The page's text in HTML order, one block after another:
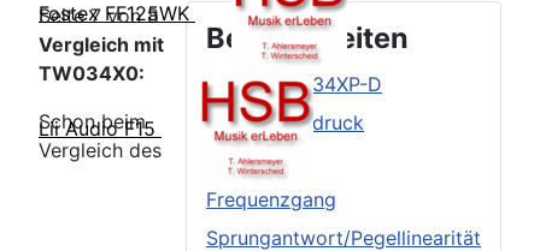
Fostex FF125WK
Lii Audio F15
Beitragsseiten
Audax TW034XP-D
Äußerer Eindruck
TSP
Frequenzgang
Sprungantwort/Pegellinearität
Seite 7 von 8
Vergleich mit
TW034X0:
Schon beim
Vergleich des